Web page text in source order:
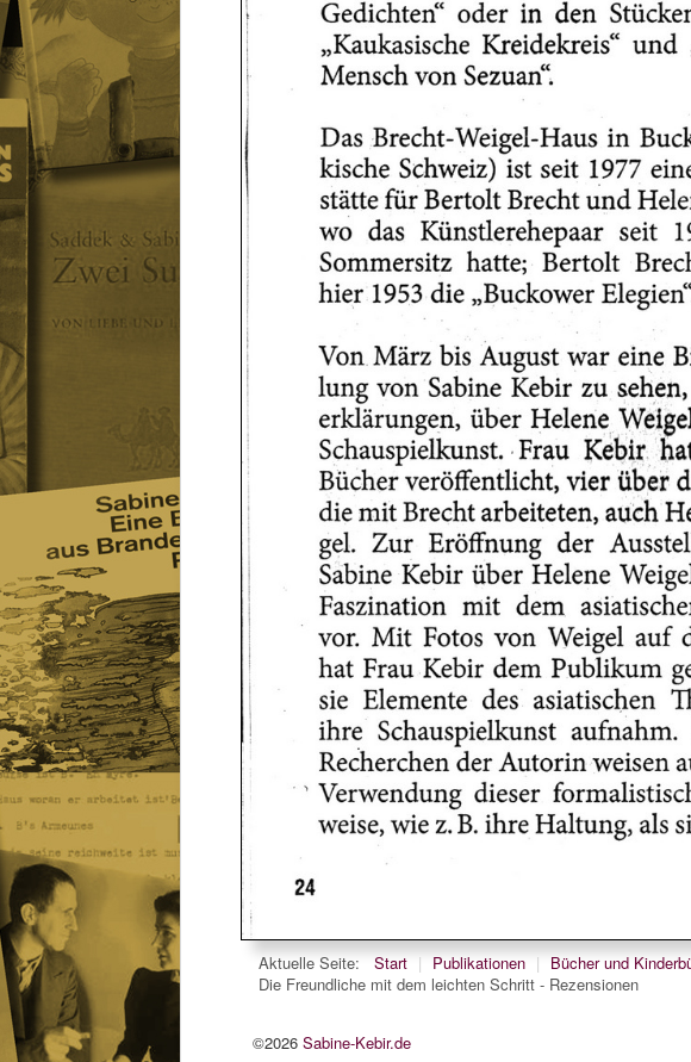
Aktuelle Seite: Start | Publikationen | Bücher und
Die Freundliche mit dem leichten Schritt - Rezensionen
©2026 Sabine-Kebir.de